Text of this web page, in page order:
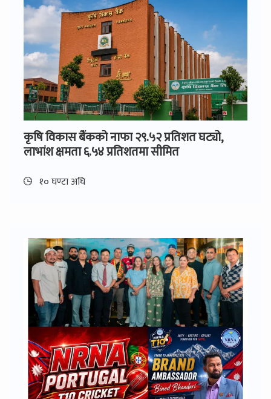
कृषि विकास बैंकको नाफा २९.५२ प्रतिशत घट्यो,
लाभांश क्षमता ६.५४ प्रतिशतमा सीमित
१० घण्टा अघि